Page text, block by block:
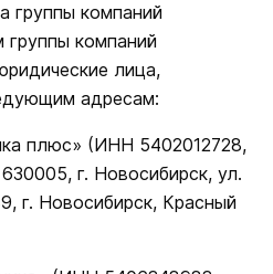
группы компаний
компаний
лица,
адресам:
плюс» (ИНН 5402012728,
г. Новосибирск, ул.
г. Новосибирск, Красный